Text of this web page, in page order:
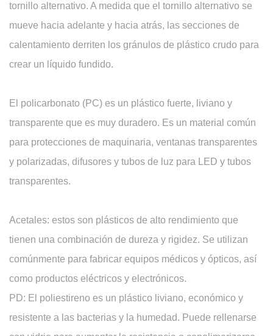
tornillo alternativo. A medida que el tornillo alternativo se
mueve hacia adelante y hacia atrás, las secciones de
calentamiento derriten los gránulos de plástico crudo para
crear un líquido fundido.
El policarbonato (PC) es un plástico fuerte, liviano y
transparente que es muy duradero. Es un material común
para protecciones de maquinaria, ventanas transparentes
y polarizadas, difusores y tubos de luz para LED y tubos
transparentes.
Acetales: estos son plásticos de alto rendimiento que
tienen una combinación de dureza y rigidez. Se utilizan
comúnmente para fabricar equipos médicos y ópticos, así
como productos eléctricos y electrónicos.
PD: El poliestireno es un plástico liviano, económico y
resistente a las bacterias y la humedad. Puede rellenarse